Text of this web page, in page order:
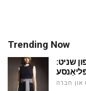
Trending Now
שניט:
און חברה